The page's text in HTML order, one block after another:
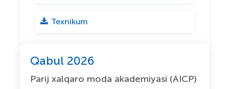
Texnikum
Qabul 2026
Parij xalqaro moda akademiyasi (AICP)